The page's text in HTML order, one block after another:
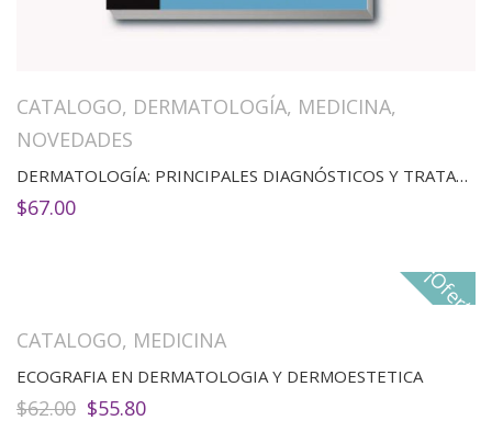
CATALOGO, DERMATOLOGÍA, MEDICINA,
NOVEDADES
DERMATOLOGÍA: PRINCIPALES DIAGNÓSTICOS Y TRATAMIENTOS2ED)
$67.00
¡Oferta!
CATALOGO, MEDICINA
ECOGRAFIA EN DERMATOLOGIA Y DERMOESTETICA
$62.00 El
$55.80El